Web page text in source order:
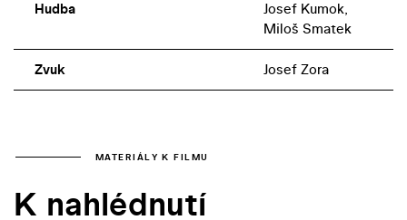
Hudba
Josef Kumok,
Miloš Smatek
Zvuk Josef Zora
MATERIÁLY K FILMU
K nahlédnutí